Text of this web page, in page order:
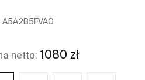
A5A2B5FVA0
netto: 1080 zł